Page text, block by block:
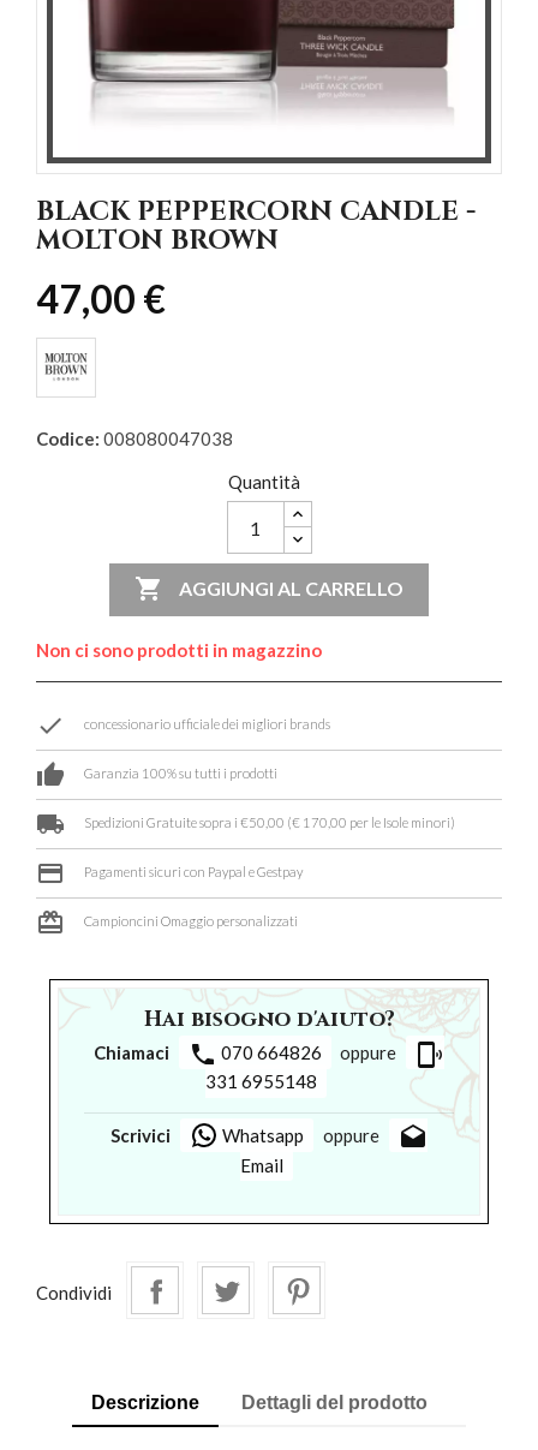
BLACK PEPPERCORN CANDLE -
MOLTON BROWN
47,00 €
Codice: 008080047038
Quantità
 AGGIUNGI AL CARRELLO
Non ci sono prodotti in magazzino
done concessionario ufficiale dei migliori brands
thumb_up Garanzia 100% su tutti i prodotti
local_shipping Spedizioni Gratuite sopra i €50,00 (€ 170,00 per le Isole minori)
credit_card Pagamenti sicuri con Paypal e Gestpay
card_giftcard Campioncini Omaggio personalizzati
Hai bisogno d'aiuto?
Chiamaci phone 070 664826 oppure phonelink_ring
331 6955148
Scrivici Whatsapp oppure drafts
Email
Condividi
Descrizione Dettagli del prodotto